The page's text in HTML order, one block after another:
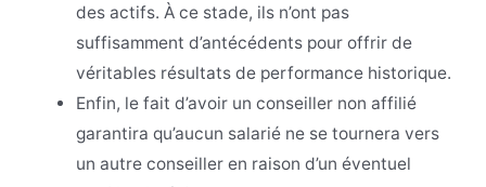
des actifs. À ce stade, ils n’ont pas
suffisamment d’antécédents pour offrir de
véritables résultats de performance historique.
Enfin, le fait d’avoir un conseiller non affilié
garantira qu’aucun salarié ne se tournera vers
un autre conseiller en raison d’un éventuel